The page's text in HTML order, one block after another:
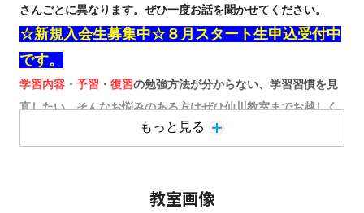
さんごとに異なります。ぜひ一度お話を聞かせてください。
☆新規入会生募集中☆８月スタート生申込受付中
です。
学習内容・ 予習・ 復習の勉強方法が分からない、学習習慣を見
直したい。そんなお悩みのある方はぜひ仙川教室までお越しく
もっと見る
教室画像